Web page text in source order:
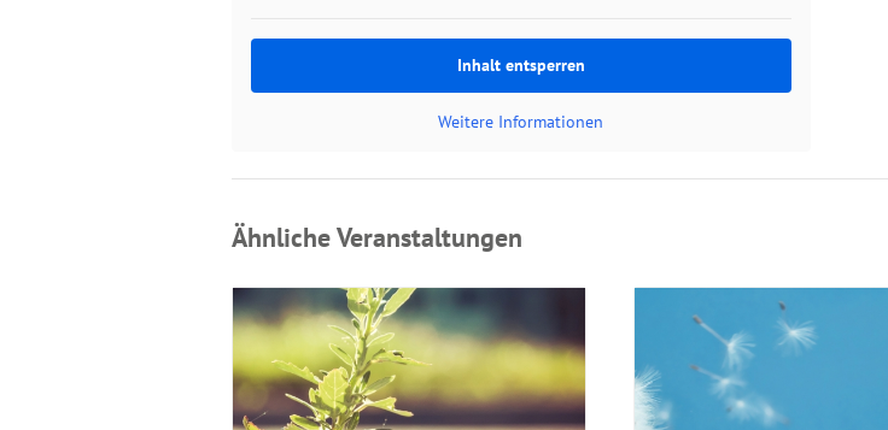
Inhalt entsperren
Weitere Informationen
Ähnliche Veranstaltungen